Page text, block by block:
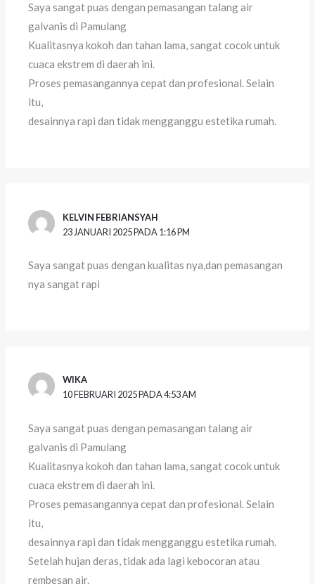
Saya sangat puas dengan pemasangan talang air
galvanis di Pamulang
Kualitasnya kokoh dan tahan lama, sangat cocok untuk
cuaca ekstrem di daerah ini.
Proses pemasangannya cepat dan profesional. Selain
itu,
desainnya rapi dan tidak mengganggu estetika rumah.
KELVIN FEBRIANSYAH
23 JANUARI 2025 PADA 1:16 PM
Saya sangat puas dengan kualitas nya,dan pemasangan
nya sangat rapi
WIKA
10 FEBRUARI 2025 PADA 4:53 AM
Saya sangat puas dengan pemasangan talang air
galvanis di Pamulang
Kualitasnya kokoh dan tahan lama, sangat cocok untuk
cuaca ekstrem di daerah ini.
Proses pemasangannya cepat dan profesional. Selain
itu,
desainnya rapi dan tidak mengganggu estetika rumah.
Setelah hujan deras, tidak ada lagi kebocoran atau
rembesan air.